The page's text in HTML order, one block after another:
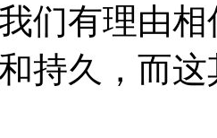
们有理由
持久，而